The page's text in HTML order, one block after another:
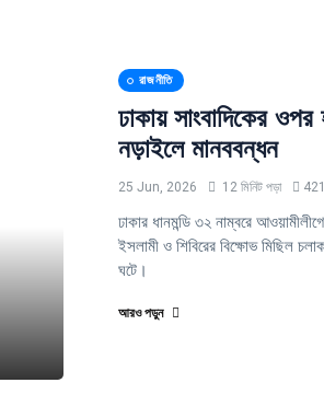
রাজনীতি
ঢাকায় সাংবাদিকের ওপর
নড়াইলে মানববন্ধন
25 Jun, 2026 12 মিনিট পড়া
ঢাকার ধানমন্ডি ৩২ নাম্বরে
ইসলামী ও শিবিরের বিক্ষোভ মিছিল
ঘটে।
আরও পড়ুন